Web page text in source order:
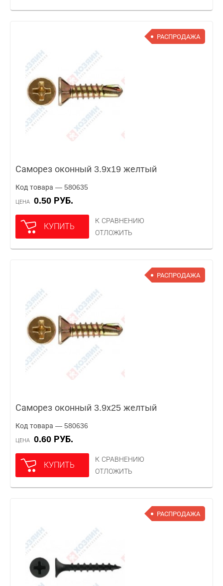
РАСПРОДАЖА
Саморез оконный 3.9х19 желтый
Код товара — 580635
ЦЕНА 0.50 РУБ.
КУПИТЬ
К СРАВНЕНИЮ
ОТЛОЖИТЬ
РАСПРОДАЖА
Саморез оконный 3.9х25 желтый
Код товара — 580636
ЦЕНА 0.60 РУБ.
КУПИТЬ
К СРАВНЕНИЮ
ОТЛОЖИТЬ
РАСПРОДАЖА